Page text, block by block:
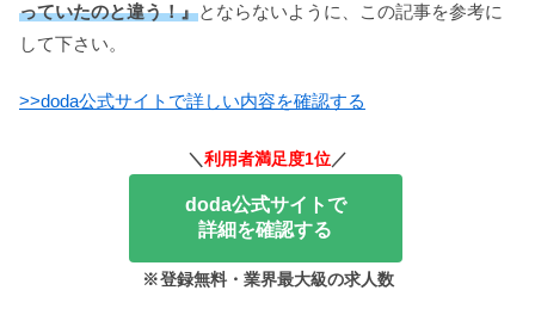
っていたのと違う！』とならないように、この記事を参考に
して下さい。
>>doda公式サイトで詳しい内容を確認する
＼利用者満足度1位／
doda公式サイトで
詳細を確認する
※登録無料・業界最大級の求人数